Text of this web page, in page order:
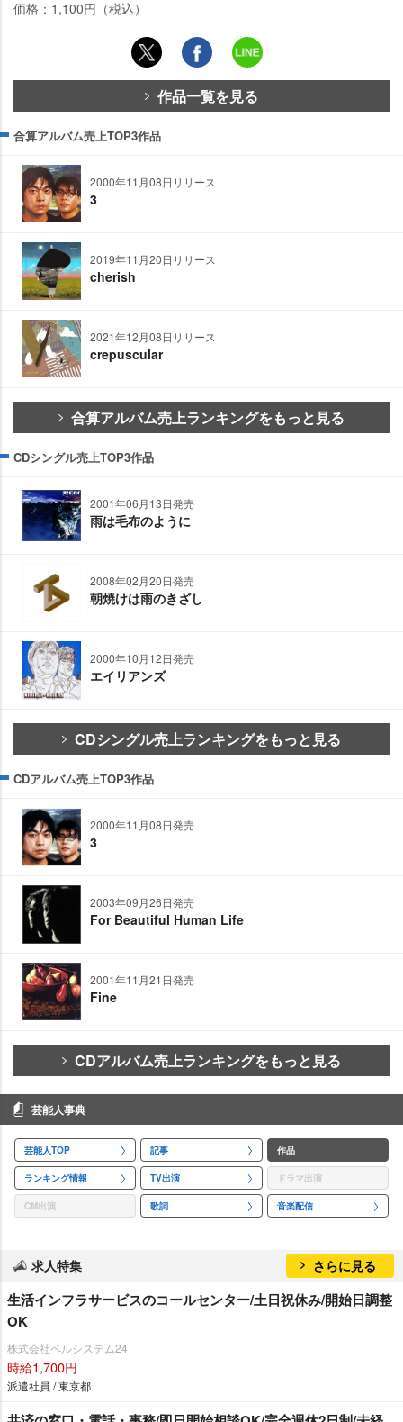
価格：1,100円（税込）
作品一覧を見る
合算アルバム売上TOP3作品
2000年11月08日リリース
3
2019年11月20日リリース
cherish
2021年12月08日リリース
crepuscular
合算アルバム売上ランキングをもっと見る
CDシングル売上TOP3作品
2001年06月13日発売
雨は毛布のように
2008年02月20日発売
朝焼けは雨のきざし
2000年10月12日発売
エイリアンズ
CDシングル売上ランキングをもっと見る
CDアルバム売上TOP3作品
2000年11月08日発売
3
2003年09月26日発売
For Beautiful Human Life
2001年11月21日発売
Fine
CDアルバム売上ランキングをもっと見る
芸能人事典
芸能人TOP 記事 作品
ランキング情報 TV出演 ドラマ出演
CM出演 歌詞 音楽配信
求人特集 さらに見る
生活インフラサービスのコールセンター/土日祝休み/開始日調整
OK
株式会社ベルシステム24
時給1,700円
派遣社員 / 東京都